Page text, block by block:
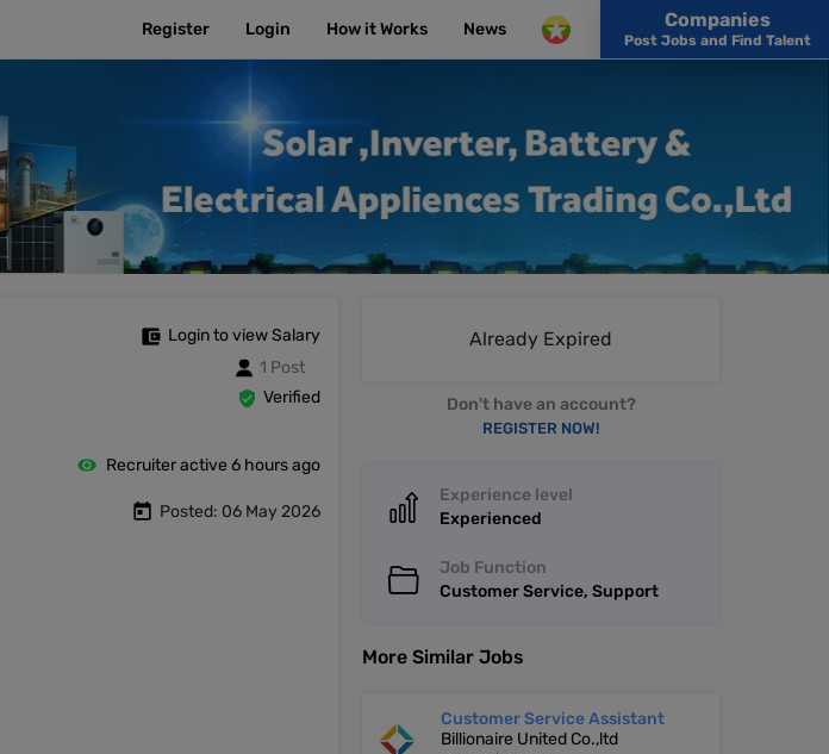
Register Login How it Works News Companies
Post Jobs and Find Talent
Login to view Salary
1 Post
Verified
Recruiter active 6 hours ago
Posted: 06 May 2026
Already Expired
Don't have an account?
REGISTER NOW!
Experience level
Experienced
Job Function
Customer Service, Support
More Similar Jobs
Customer Service Assistant
Billionaire United Co.,ltd